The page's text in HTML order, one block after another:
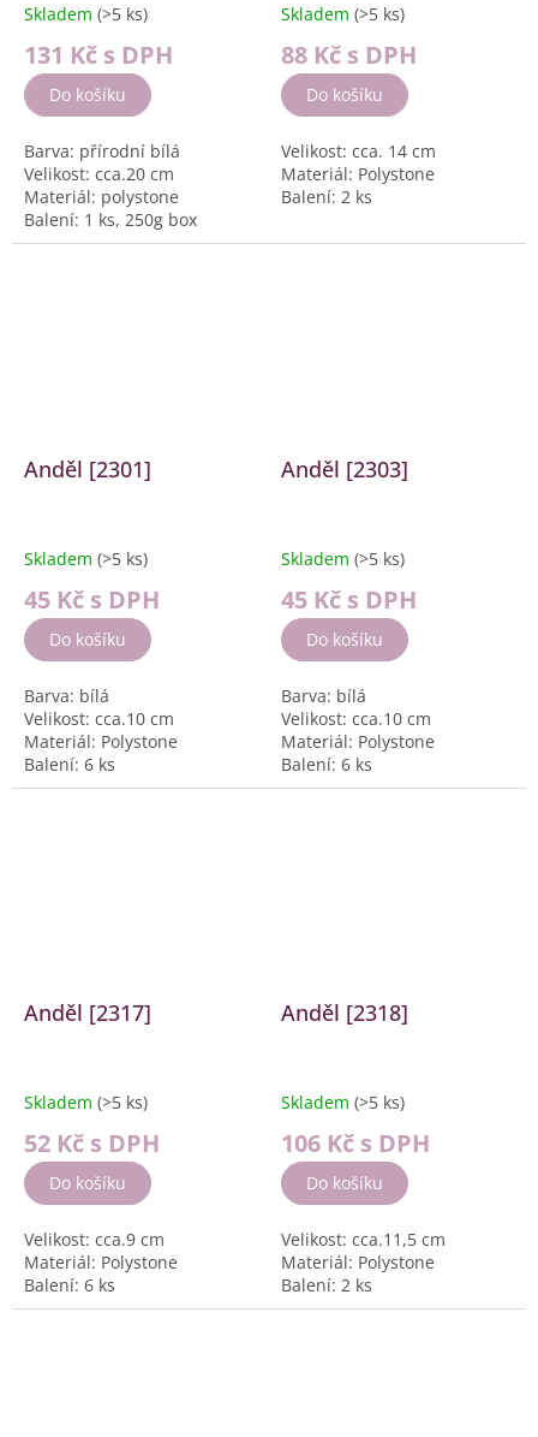
Skladem (>5 ks)
131 Kč s DPH
Do košíku
Barva: přírodní bílá
Velikost: cca.20 cm
Materiál: polystone
Balení: 1 ks, 250g box
Skladem (>5 ks)
88 Kč s DPH
Do košíku
Velikost: cca. 14 cm
Materiál: Polystone
Balení: 2 ks
Anděl [2301]
Skladem (>5 ks)
45 Kč s DPH
Do košíku
Barva: bílá
Velikost: cca.10 cm
Materiál: Polystone
Balení: 6 ks
Anděl [2303]
Skladem (>5 ks)
45 Kč s DPH
Do košíku
Barva: bílá
Velikost: cca.10 cm
Materiál: Polystone
Balení: 6 ks
Anděl [2317]
Skladem (>5 ks)
52 Kč s DPH
Do košíku
Velikost: cca.9 cm
Materiál: Polystone
Balení: 6 ks
Anděl [2318]
Skladem (>5 ks)
106 Kč s DPH
Do košíku
Velikost: cca.11,5 cm
Materiál: Polystone
Balení: 2 ks